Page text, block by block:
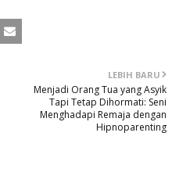
LEBIH BARU
Menjadi Orang Tua yang Asyik
Tapi Tetap Dihormati: Seni
Menghadapi Remaja dengan
Hipnoparenting